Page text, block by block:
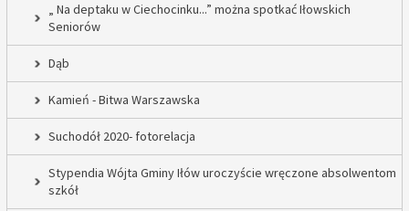
„ Na deptaku w Ciechocinku...” można spotkać Iłowskich
Seniorów
Dąb
Kamień - Bitwa Warszawska
Suchodół 2020- fotorelacja
Stypendia Wójta Gminy Iłów uroczyście wręczone absolwentom
szkół